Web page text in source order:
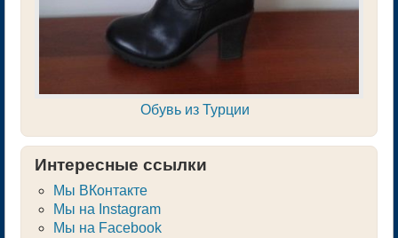
Обувь из Турции
Интересные ссылки
Мы ВКонтакте
Мы на Instagram
Мы на Facebook